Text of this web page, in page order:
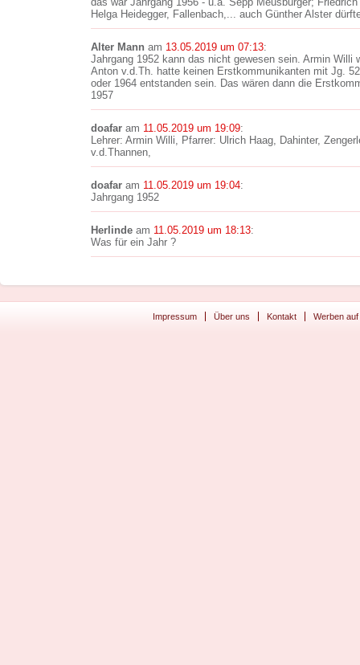
Helga Heidegger, Fallenbach,... auch Günther Alster
Alter Mann am 13.05.2019 um 07:13:
Jahrgang 1952 kann das nicht gewesen sein. Armin Willi
Anton v.d.Th. hatte keinen Erstkommunikanten mit Jg.
oder 1964 entstanden sein. Das wären dann die
1957
doafar am 11.05.2019 um 19:09:
Lehrer: Armin Willi, Pfarrer: Ulrich Haag, Dahinter,
v.d.Thannen,
doafar am 11.05.2019 um 19:04:
Jahrgang 1952
Herlinde am 11.05.2019 um 18:13:
Was für ein Jahr ?
Impressum Über uns Kontakt Werben